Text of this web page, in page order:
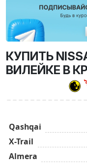
КУПИТЬ
ВИЛЕЙКЕ В
Qashqai
X-Trail
Almera